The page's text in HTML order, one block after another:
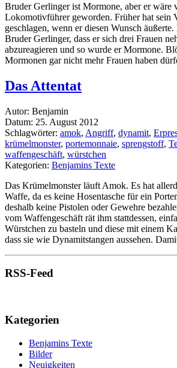
Bruder Gerlinger ist Mormone, aber er wäre
Lokomotivführer geworden. Früher hat sein
geschlagen, wenn er diesen Wunsch
Bruder Gerlinger, dass er sich drei Frauen
abzureagieren und so wurde er Mormone.
Mormonen gar nicht mehr Frauen haben
Das Attentat
Autor: Benjamin
Datum: 25. August 2012
Schlagwörter: amok, Angriff, dynamit,
krümelmonster, portemonnaie, sprengstoff,
waffengeschäft, würstchen
Kategorien: Benjamins Texte
Das Krümelmonster läuft Amok. Es hat
Waffe, da es keine Hosentasche für ein
deshalb keine Pistolen oder Gewehre
vom Waffengeschäft rät ihm stattdessen,
Würstchen zu basteln und diese mit einem
dass sie wie Dynamitstangen aussehen.
RSS-Feed
Kategorien
Benjamins Texte
Bilder
Neuigkeiten